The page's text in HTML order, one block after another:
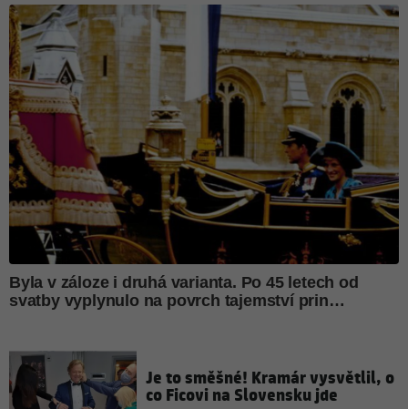
Je to směšné! Kramár vysvětlil, o
co Ficovi na Slovensku jde